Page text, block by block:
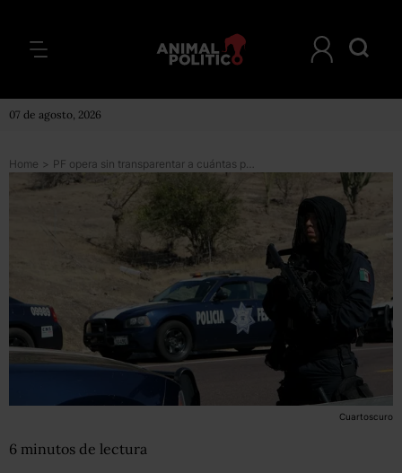
07 de agosto, 2026
Home > PF opera sin transparentar a cuántas personas ha matado ni su manual de uso de fuerza
Cuartoscuro
6 minutos de lectura